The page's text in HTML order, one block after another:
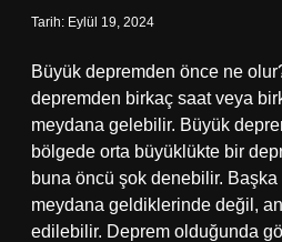
Tarih: Eylül 19, 2024
Büyük depremden önce ne
depremden birkaç saat veya
meydana gelebilir. Büyük
bölgede orta büyüklükte bir
buna öncü şok denebilir.
meydana geldiklerinde değil,
edilebilir. Deprem olduğunda